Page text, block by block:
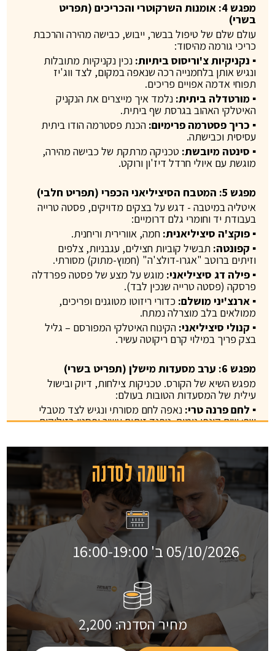
מפגש 4: אומנות השרקוטרי והכריכים (תפריט
בשרי)
עולם שלם של טיפול בבשר, ייבוש, כבישה מהירה והרכבת
כריכי גורמה מהיסוד:
▪ נקניקיות צ'וריסוס ביתיות:נכין נקניקיות מתובלות
ונגיש אותן בלחמנייה רכה שנאפה במקום, לצד ווג'יז
תפוחי אדמה אפויים פריכים.
▪ מורטדלה ביתית:נלמד איך מייצרים את הנקניק
האיטלקי האהוב בגרסת שף ביתית.
▪ כריך פסטרמה פרימיום: הכנת פסטרמה הודו ביתית
עסיסית וכבישתה.
▪ סינטה מיובשת: טכניקה מרתקת של כבישה מהירה,
מוגשת עם איולי חרדל דיז'ון ורוקט.
מפגש 5: המטבח הסיציליאני הכפרי (תפריט חלבי)
איטליה במיטבה - דגש על בצקים מדויקים, פסטה טרייה
בעבודת יד וחומרי גלם דרומיים:
▪ פוקצ'ה סיציליאנית:חמה, אוורירית וריחנית.
▪ קפונטה:תבשיל קוביות חצילים, עגבניות, צלפים
וזיתים ברוטב "אגרו-דולצ'ה" (חמוץ-מתוק) מסורתי.
▪ פילה דג סיציליאני: מוגש על מצע של פסטה פפרדלה
פרסקה (פסטה טרייה שנכין לבד).
▪ ארנצ'יני מושלם: כדורי ריזוטו מטוגנים ופריכים,
ממולאים בלב מוצרלה נמתח.
▪ קנולי סיציליאני:הקינוח האיטלקי המפורסם – גליל
בצק פריך במילוי קרם ריקוטה עשיר.
מפגש 6: ערב מסעדות מישלן (תפריט בשרי)
מפגש השיא של הקורס. טכניקות צילחות, דיוק ובישול
עילית של המסעדות הטובות בעולם:
▪ לחם פרנה טרי: נאפה לחם מסורתי ונגיש לצד מטבלי
שף: שום קונפי נימוח, טפנד זיתים עשיר ופסטו בזיליקום
▪ קרפצ'יו בקר:חיתוך דק ומקצועי, מוגש עם בלסמי
מצומצם, ארוגולה, שמן זית ומלח ים.
▪ מרק קרם ארטישוק ירושלמי:מרק קטיפתי, אלגנטי
ועמוק טעמים.
▪ ביף וולינגטון (Beef Wellington):
מנת הדגל
המורכבת – פילה בקר מובחר במעטפת דוקסל פטריות
ובצל, עטוף בבצק עלים פריך.
▪ פבלובה מודרנית:
קינוח סיום חגיגי של מרנג, קצפת
קוקוס עשירה ורוטב פירות יער חמצמץ.
הקורס מתקיים במטבחים המקצועיים והמאובזרים של
מכללת אורט דן גורמה, בהנחיית השפית קרן סגל
הרשמה לסדנה
מחיר הסדנה: 2,200